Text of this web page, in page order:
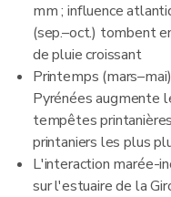
mm ; influence
(sep.–oct.) tombent
de pluie croissant
Printemps
Pyrénées augmente
tempêtes
printaniers les plus
L'interaction marée-
sur l'estuaire de la